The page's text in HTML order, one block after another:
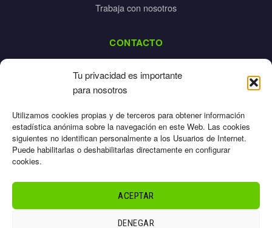
Tu privacidad es importante
para nosotros
Utilizamos cookies propias y de terceros para obtener información
estadística anónima sobre la navegación en este Web. Las cookies
siguientes no identifican personalmente a los Usuarios de Internet.
Puede habilitarlas o deshabilitarlas directamente en configurar
cookies.
ACEPTAR
DENEGAR
Trabaja con nosotros
CONTACTO
925 532 213
Cookies
Términos
Sitemap